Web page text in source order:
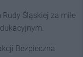
Śląskiej za miłe
Bezpieczna